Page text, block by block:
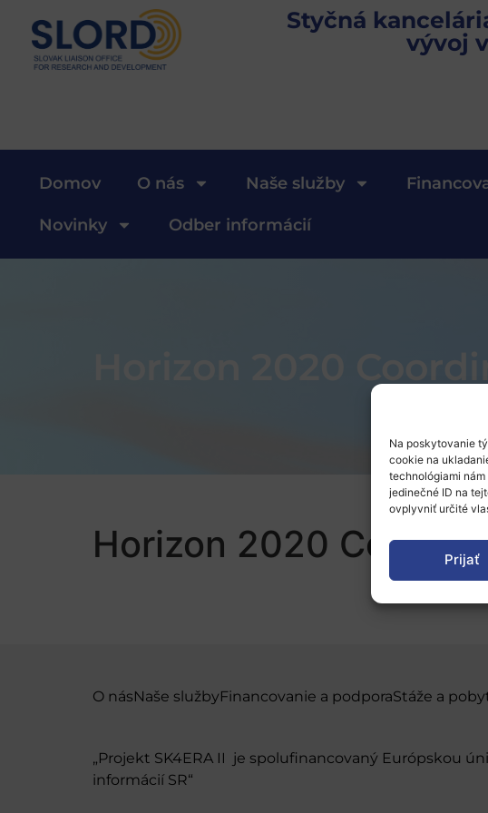
Na poskytovanie
cookie na
technológiami
jedinečné ID na
ovplyvniť určité
Prijať
Styčná
vývoj
Domov O nás Naše služby
Novinky Odber informácií
Horizon 2020
Horizon 2020
O násNaše službyFinancovanie a podporaStáže a
„Projekt SK4ERA II je spolufinancovaný Európskou
informácií SR“